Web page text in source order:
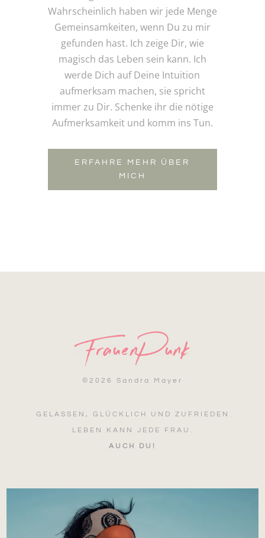
Wahrscheinlich haben wir jede Menge
Gemeinsamkeiten, wenn Du zu mir
gefunden hast. Ich zeige Dir, wie
magisch das Leben sein kann. Ich
werde Dich auf Deine Intuition
aufmerksam machen, sie spricht
immer zu Dir. Schenke ihr die nötige
Aufmerksamkeit und komm ins Tun.
ERFAHRE MEHR ÜBER
MICH
© 2026 Sandra Mayer
GELASSEN, GLÜCKLICH UND ZUFRIEDEN
LEBEN KANN JEDE FRAU.
AUCH DU!